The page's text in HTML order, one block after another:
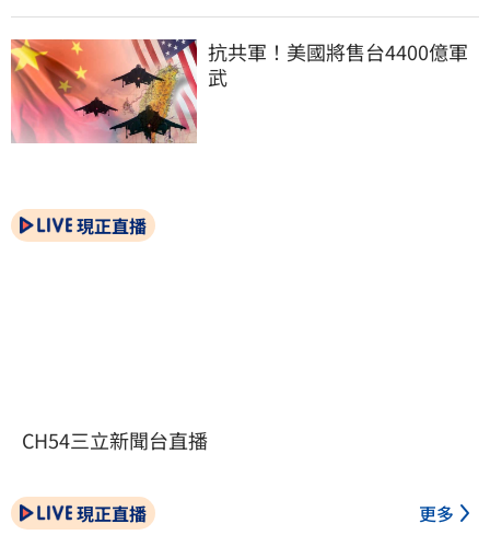
抗共軍！美國將售台4400億軍
武
現正直播
CH54三立新聞台直播
現正直播 更多